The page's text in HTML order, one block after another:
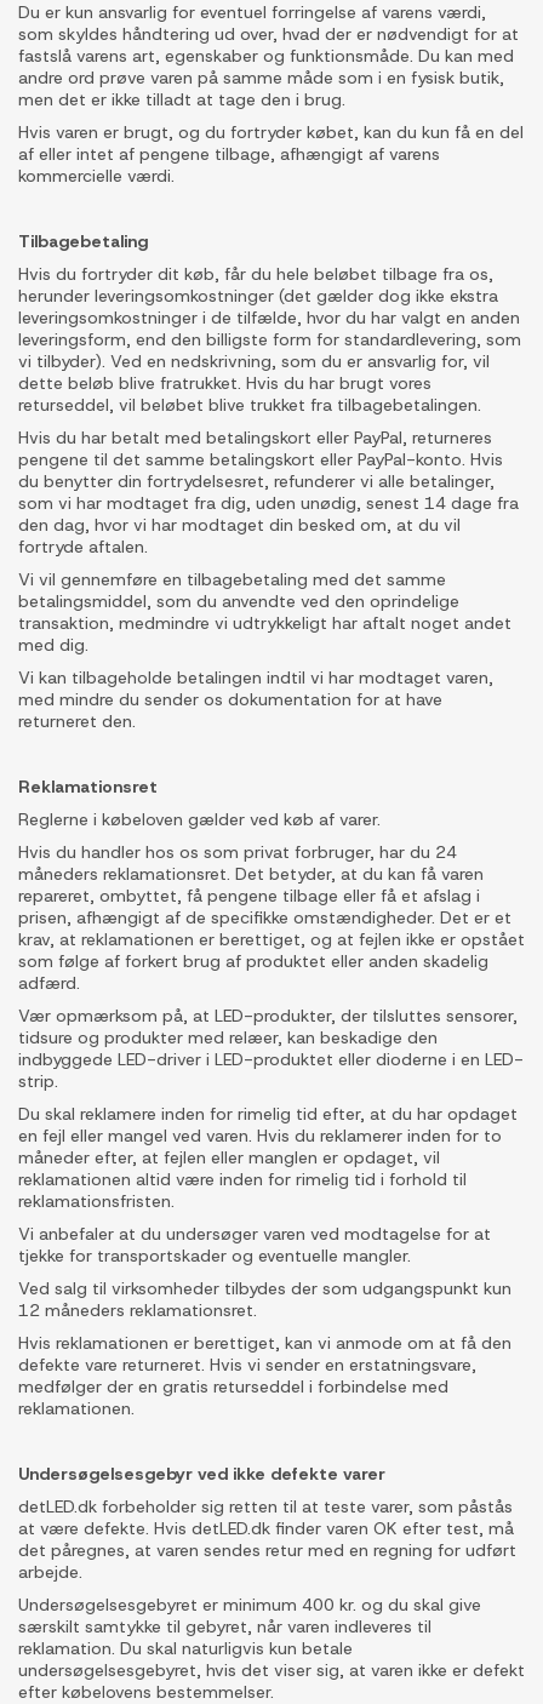
Du er kun ansvarlig for eventuel forringelse af varens værdi,
som skyldes håndtering ud over, hvad der er nødvendigt for at
fastslå varens art, egenskaber og funktionsmåde. Du kan med
andre ord prøve varen på samme måde som i en fysisk butik,
men det er ikke tilladt at tage den i brug.
Hvis varen er brugt, og du fortryder købet, kan du kun få en del
af eller intet af pengene tilbage, afhængigt af varens
kommercielle værdi.
Tilbagebetaling
Hvis du fortryder dit køb, får du hele beløbet tilbage fra os,
herunder leveringsomkostninger (det gælder dog ikke ekstra
leveringsomkostninger i de tilfælde, hvor du har valgt en anden
leveringsform, end den billigste form for standardlevering, som
vi tilbyder). Ved en nedskrivning, som du er ansvarlig for, vil
dette beløb blive fratrukket. Hvis du har brugt vores
returseddel, vil beløbet blive trukket fra tilbagebetalingen.
Hvis du har betalt med betalingskort eller PayPal, returneres
pengene til det samme betalingskort eller PayPal-konto. Hvis
du benytter din fortrydelsesret, refunderer vi alle betalinger,
som vi har modtaget fra dig, uden unødig, senest 14 dage fra
den dag, hvor vi har modtaget din besked om, at du vil
fortryde aftalen.
Vi vil gennemføre en tilbagebetaling med det samme
betalingsmiddel, som du anvendte ved den oprindelige
transaktion, medmindre vi udtrykkeligt har aftalt noget andet
med dig.
Vi kan tilbageholde betalingen indtil vi har modtaget varen,
med mindre du sender os dokumentation for at have
returneret den.
Reklamationsret
Reglerne i købeloven gælder ved køb af varer.
Hvis du handler hos os som privat forbruger, har du 24
måneders reklamationsret. Det betyder, at du kan få varen
repareret, ombyttet, få pengene tilbage eller få et afslag i
prisen, afhængigt af de specifikke omstændigheder. Det er et
krav, at reklamationen er berettiget, og at fejlen ikke er opstået
som følge af forkert brug af produktet eller anden skadelig
adfærd.
Vær opmærksom på, at LED-produkter, der tilsluttes sensorer,
tidsure og produkter med relæer, kan beskadige den
indbyggede LED-driver i LED-produktet eller dioderne i en LED-
strip.
Du skal reklamere inden for rimelig tid efter, at du har opdaget
en fejl eller mangel ved varen. Hvis du reklamerer inden for to
måneder efter, at fejlen eller manglen er opdaget, vil
reklamationen altid være inden for rimelig tid i forhold til
reklamationsfristen.
Vi anbefaler at du undersøger varen ved modtagelse for at
tjekke for transportskader og eventuelle mangler.
Ved salg til virksomheder tilbydes der som udgangspunkt kun
12 måneders reklamationsret.
Hvis reklamationen er berettiget, kan vi anmode om at få den
defekte vare returneret. Hvis vi sender en erstatningsvare,
medfølger der en gratis returseddel i forbindelse med
reklamationen.
Undersøgelsesgebyr ved ikke defekte varer
detLED.dk forbeholder sig retten til at teste varer, som påstås
at være defekte. Hvis detLED.dk finder varen OK efter test, må
det påregnes, at varen sendes retur med en regning for udført
arbejde.
Undersøgelsesgebyret er minimum 400 kr. og du skal give
særskilt samtykke til gebyret, når varen indleveres til
reklamation. Du skal naturligvis kun betale
undersøgelsesgebyret, hvis det viser sig, at varen ikke er defekt
efter købelovens bestemmelser.